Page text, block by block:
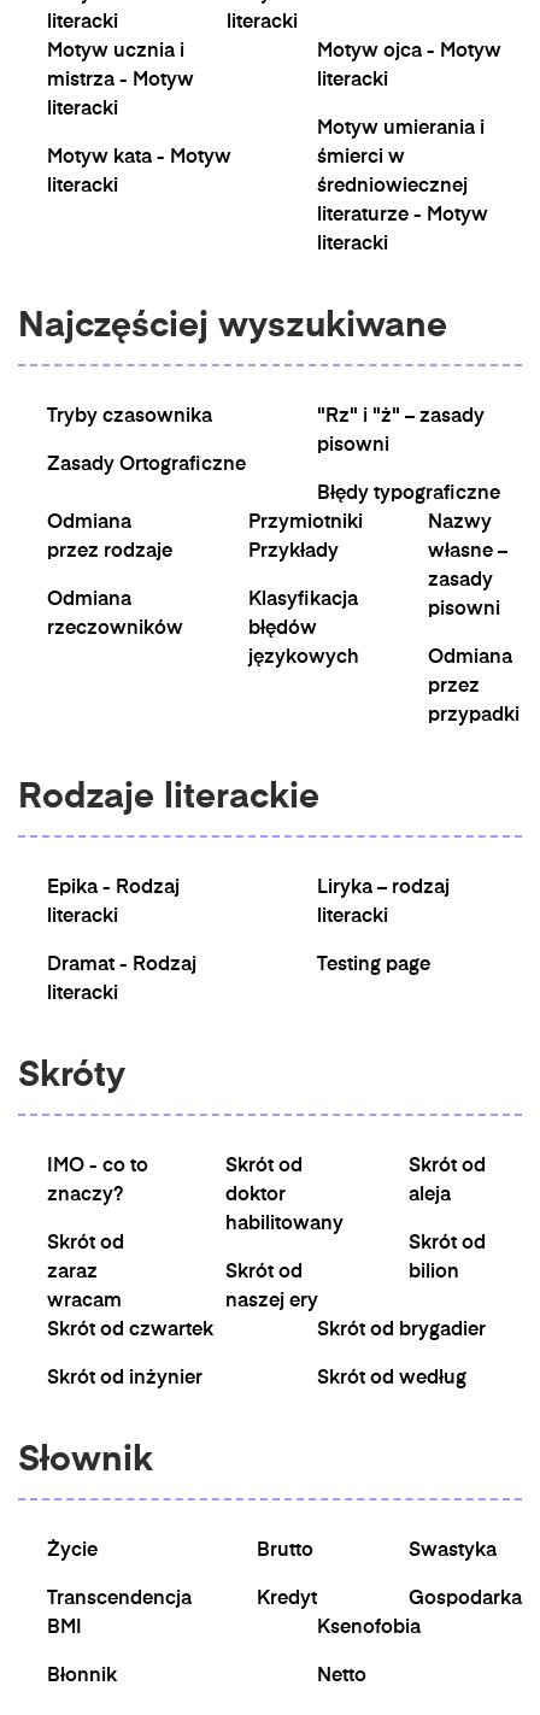
literacki
literacki
Motyw ucznia i
mistrza - Motyw
literacki
Motyw kata - Motyw
literacki
Motyw ojca - Motyw
literacki
Motyw umierania i
śmierci w
średniowiecznej
literaturze - Motyw
literacki
Najczęściej wyszukiwane
Tryby czasownika
Zasady Ortograficzne
"Rz" i "ż" – zasady
pisowni
Błędy typograficzne
Odmiana
przez rodzaje
Odmiana
rzeczowników
Przymiotniki
Przykłady
Klasyfikacja
błędów
językowych
Nazwy
własne –
zasady
pisowni
Odmiana
przez
przypadki
Rodzaje literackie
Epika - Rodzaj
literacki
Dramat - Rodzaj
literacki
Liryka – rodzaj
literacki
Testing page
Skróty
IMO - co to
znaczy?
Skrót od
zaraz
wracam
Skrót od
doktor
habilitowany
Skrót od
naszej ery
Skrót od
aleja
Skrót od
bilion
Skrót od czwartek
Skrót od inżynier
Skrót od brygadier
Skrót od według
Słownik
Życie
Transcendencja
Brutto
Kredyt
Swastyka
Gospodarka
BMI
Błonnik
Ksenofobia
Netto